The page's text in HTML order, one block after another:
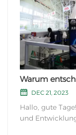
Warum
DEC 21, 2023
Hallo, gute
und